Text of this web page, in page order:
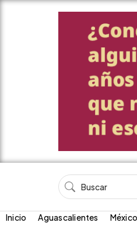
Inicio Aguascalientes México